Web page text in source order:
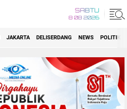
SABTU
8 08 2026
JAKARTA DELISERDANG NEWS POLITIK